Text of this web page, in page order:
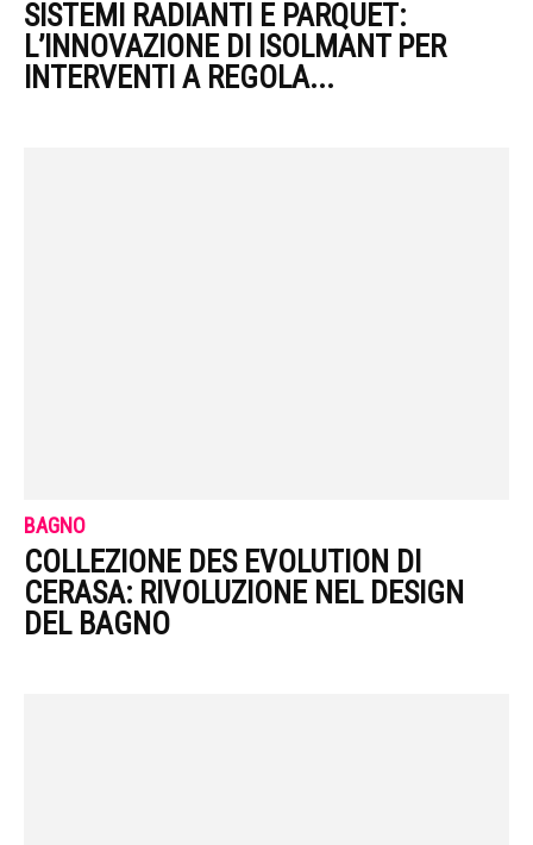
SISTEMI RADIANTI E PARQUET:
L’INNOVAZIONE DI ISOLMANT PER
INTERVENTI A REGOLA...
BAGNO
COLLEZIONE DES EVOLUTION DI
CERASA: RIVOLUZIONE NEL DESIGN
DEL BAGNO